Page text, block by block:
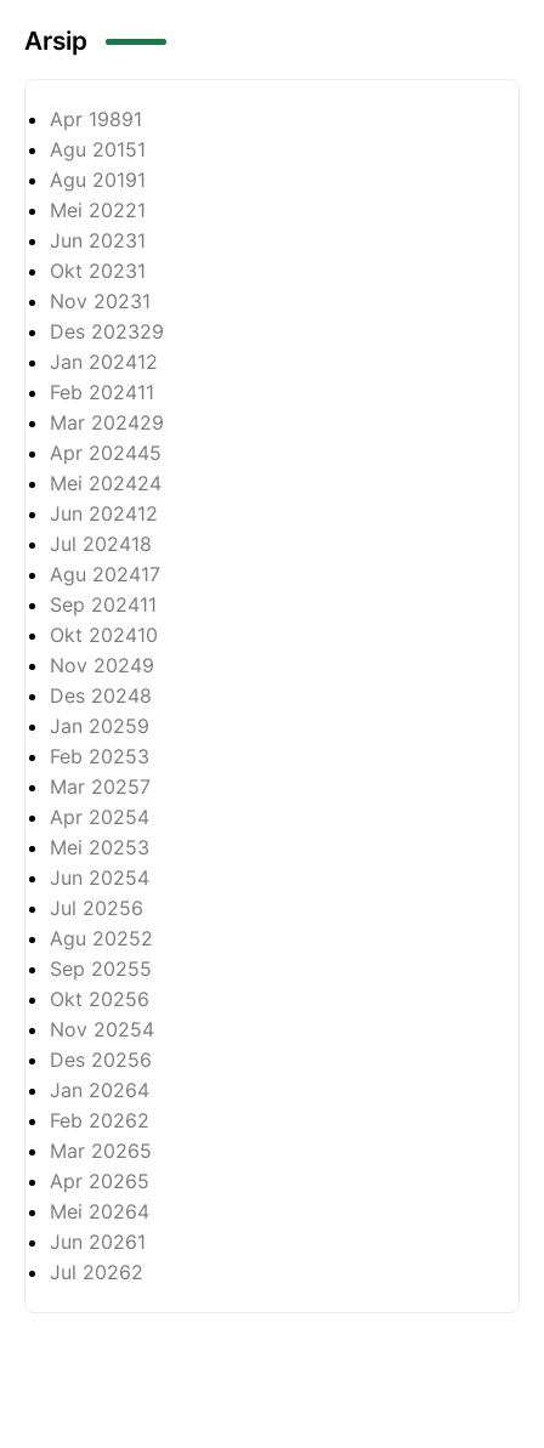
Arsip
Apr 19891
Agu 20151
Agu 20191
Mei 20221
Jun 20231
Okt 20231
Nov 20231
Des 202329
Jan 202412
Feb 202411
Mar 202429
Apr 202445
Mei 202424
Jun 202412
Jul 202418
Agu 202417
Sep 202411
Okt 202410
Nov 20249
Des 20248
Jan 20259
Feb 20253
Mar 20257
Apr 20254
Mei 20253
Jun 20254
Jul 20256
Agu 20252
Sep 20255
Okt 20256
Nov 20254
Des 20256
Jan 20264
Feb 20262
Mar 20265
Apr 20265
Mei 20264
Jun 20261
Jul 20262